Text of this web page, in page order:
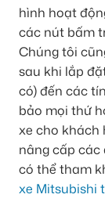
hình hoạt
các nút bấm
Chúng tôi
sau khi lắp
có) đến các
bảo mọi thứ
xe cho khách
nâng cấp các
có thể tham
xe Mitsubishi